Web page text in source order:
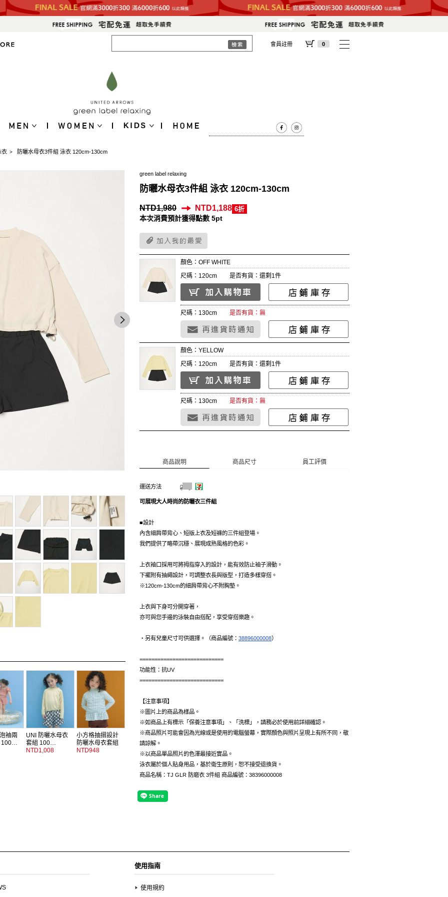
會員註冊 0
衣 > 防曬水母衣3件組 泳衣 120cm-130cm
袖兩
100…
UNI 防曬水母衣
套組 100…
NTD1,008
小方格抽摺設計
防曬水母衣套組
…
NTD948
green label relaxing
防曬水母衣3件組 泳衣 120cm-130cm
NTD1,980 NTD1,188 6折
本次消費預計獲得點數 5pt
顏色：OFF WHITE
尺碼：120cm
是否有貨：還剩1件
尺碼：130cm 是否有貨：無
顏色：YELLOW
尺碼：120cm
是否有貨：還剩1件
尺碼：130cm 是否有貨：無
商品說明 商品尺寸 員工評價
運送方法
可展現大人時尚的防曬衣三件組
■設計
內含細肩帶背心、短版上衣及短褲的三件組登場。
我們提供了略帶沉穩、展現成熟風格的色彩。
上衣袖口採用可將拇指穿入的設計，能有效防止袖子滑動。
下襬附有抽繩設計，可調整衣長與版型，打造多樣穿搭。
※120cm-130cm的細肩帶背心不附胸墊。
上衣與下身可分開穿著，
亦可與您手邊的泳裝自由搭配，享受穿搭樂趣。
・另有兒童尺寸可供選擇。（商品編號： 38896000008）
============================
功能性：抗UV
============================
【注意事項】
※圖片上的商品為樣品。
※如商品上有標示「保養注意事項」、「洗標」，請務必於使用前詳細確認。
※商品照片可能會因為光線或是使用的電腦螢幕，實際顏色與照片呈現上有所不同，敬
請諒解。
※以商品單品照片的色澤最接近實品。
泳衣屬於個人貼身用品，基於衛生原則，恕不接受退換貨。
商品名稱：TJ GLR 防磨衣 3件組 商品編號：38396000008
使用指南
使用規約